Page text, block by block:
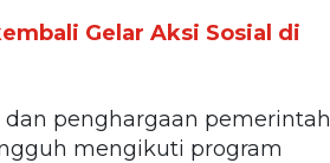
Gelar Aksi Sosial di
penghargaan pemerintah
mengikuti program